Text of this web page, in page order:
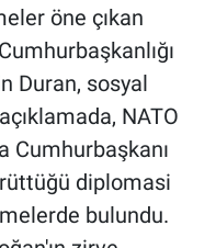
öne çıkan
Duran, sosyal
NATO
Cumhurbaşkanı
diplomasi
bulundu.